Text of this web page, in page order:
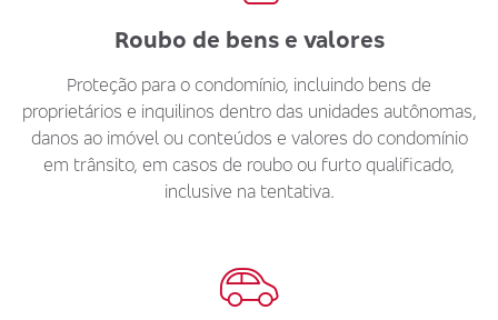
Roubo de bens e valores
Proteção para o condomínio, incluindo bens de
proprietários e inquilinos dentro das unidades autônomas,
danos ao imóvel ou conteúdos e valores do condomínio
em trânsito, em casos de roubo ou furto qualificado,
inclusive na tentativa.